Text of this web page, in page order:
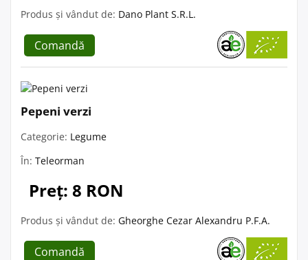
Produs și vândut de: Dano Plant S.R.L.
Comandă
Pepeni verzi
Categorie: Legume
În: Teleorman
Preț: 8 RON
Produs și vândut de: Gheorghe Cezar Alexandru P.F.A.
Comandă